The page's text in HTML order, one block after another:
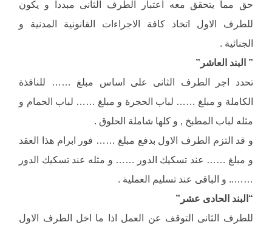
حق مما يتحقق معه اعتبار الطرف الثانى مبددا و يكون
للطرف الاول اتخاذ كافة الاجراءات القانونية المدنية و
الجنائية .
” البند العاشر”
تحدد اجر الطرف الثانى على اساس مبلغ …… للنافذة
الكاملة و مبلغ …… لباب الحجرة و مبلغ …… لباب الحمام و
مثله لباب المطبخ , و كلها شاملة الحلوق .
و قد التزم الطرف الاول بدفع مبلغ …… فور ابرام هذا العقد
و مبلغ …… عند تسكيك الدور …… و مثله عند تسكيك الدور
…….. و الباقى عند تسليم العملية .
“البند الحادى عشر”
للطرف الثانى التوقف عن العمل اذا ما اخل الطرف الاول